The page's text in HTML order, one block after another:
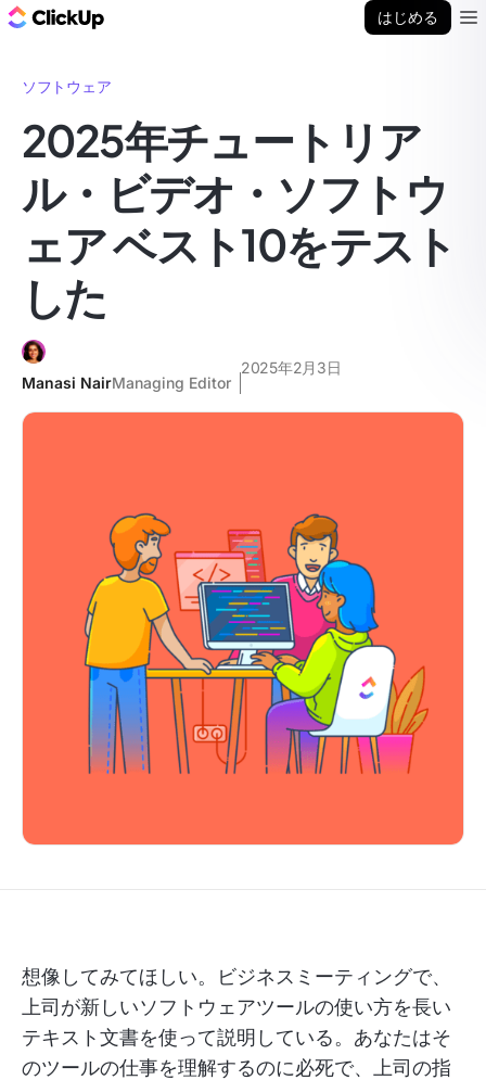
はじめる
ソフトウェア
2025年チュートリア
ル・ビデオ・ソフトウ
ェア ベスト10をテスト
した
Manasi NairManaging Editor
2025年2月3日
想像してみてほしい。ビジネスミーティングで、
上司が新しいソフトウェアツールの使い方を長い
テキスト文書を使って説明している。あなたはそ
のツールの仕事を理解するのに必死で、上司の指